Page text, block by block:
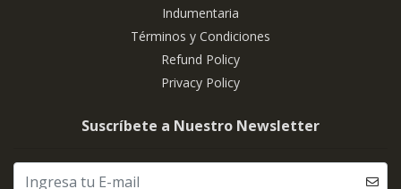
Indumentaria
Términos y Condiciones
Refund Policy
Privacy Policy
Suscríbete a Nuestro Newsletter